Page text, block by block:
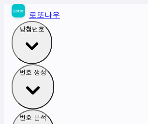
로또나우
당첨번호
번호 생성
번호 분석